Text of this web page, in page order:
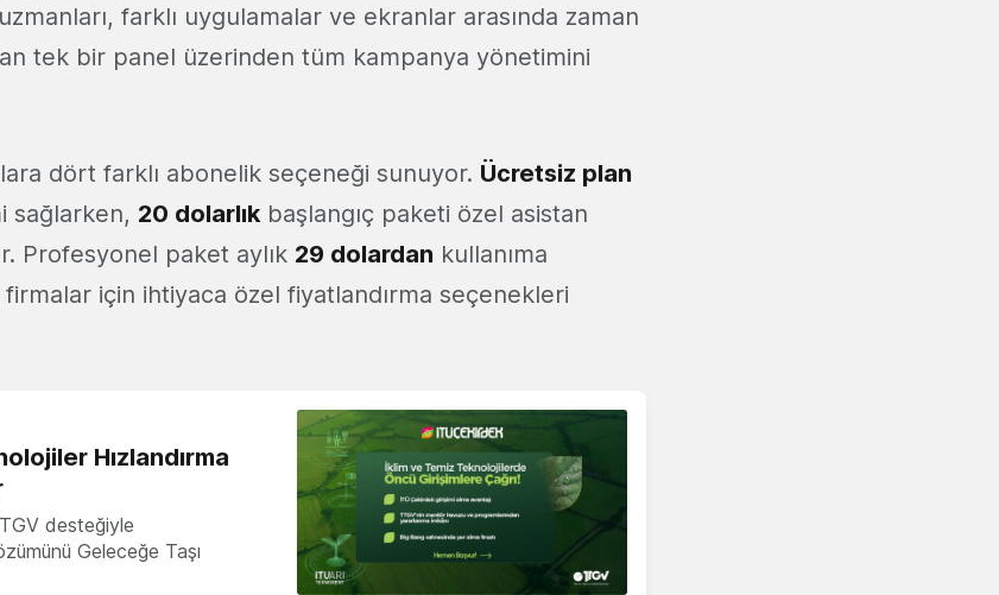
farklı uygulamalar ve ekranlar arasında zaman
tek bir panel üzerinden tüm kampanya yönetimini
dört farklı abonelik seçeneği sunuyor. Ücretsiz plan
sağlarken, 20 dolarlık başlangıç paketi özel asistan
Profesyonel paket aylık 29 dolardan kullanıma
için ihtiyaca özel fiyatlandırma seçenekleri
Hızlandırma
desteğiyle
Geleceğe Taşı